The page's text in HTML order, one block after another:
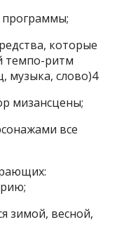
программы;
которые
темпо-ритм
музыка, слово)4
мизансцены;
все
зимой, весной,